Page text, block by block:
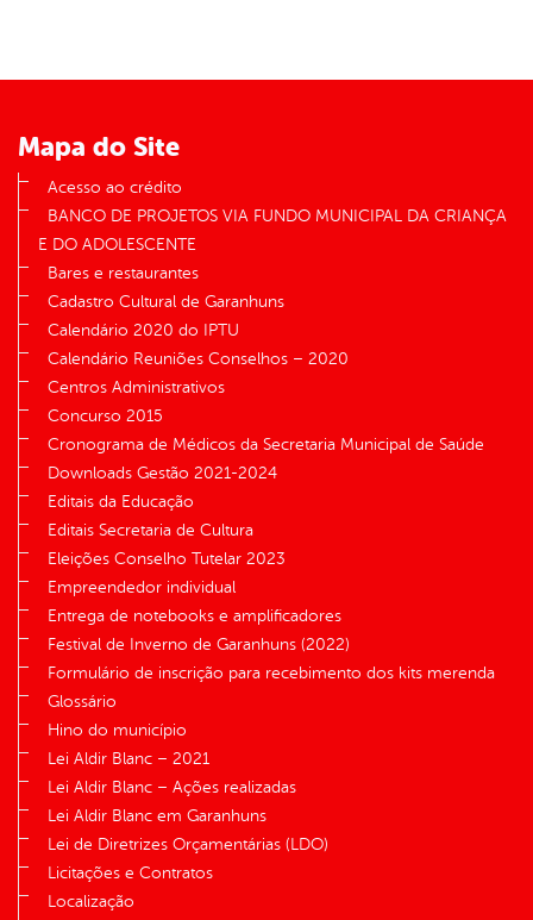
Mapa do Site
Acesso ao crédito
BANCO DE PROJETOS VIA FUNDO MUNICIPAL DA CRIANÇA
E DO ADOLESCENTE
Bares e restaurantes
Cadastro Cultural de Garanhuns
Calendário 2020 do IPTU
Calendário Reuniões Conselhos – 2020
Centros Administrativos
Concurso 2015
Cronograma de Médicos da Secretaria Municipal de Saúde
Downloads Gestão 2021-2024
Editais da Educação
Editais Secretaria de Cultura
Eleições Conselho Tutelar 2023
Empreendedor individual
Entrega de notebooks e amplificadores
Festival de Inverno de Garanhuns (2022)
Formulário de inscrição para recebimento dos kits merenda
Glossário
Hino do município
Lei Aldir Blanc – 2021
Lei Aldir Blanc – Ações realizadas
Lei Aldir Blanc em Garanhuns
Lei de Diretrizes Orçamentárias (LDO)
Licitações e Contratos
Localização